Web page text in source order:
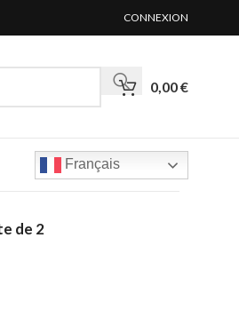
CONNEXION
0,00€
Français
de 2